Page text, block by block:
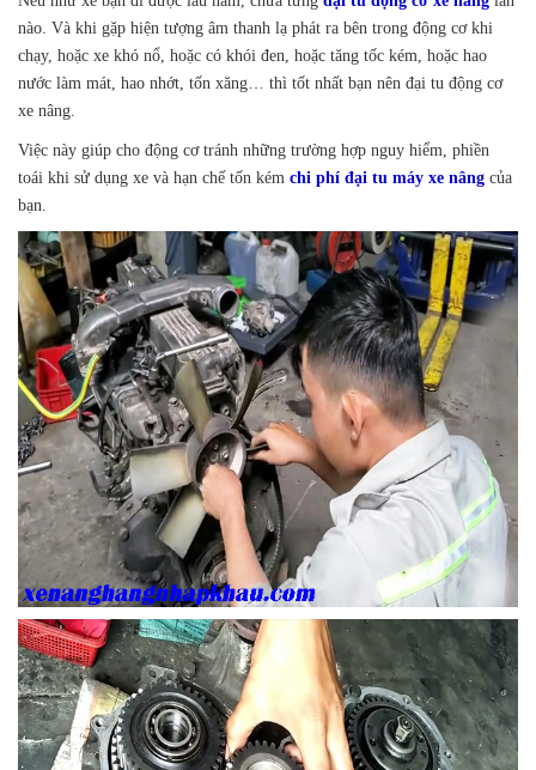
nào. Và khi gặp hiện tượng âm thanh lạ phát ra bên trong động cơ khi
chạy, hoặc xe khó nổ, hoặc có khói đen, hoặc tăng tốc kém, hoặc hao
nước làm mát, hao nhớt, tốn xăng… thì tốt nhất bạn nên đại tu động cơ
xe nâng.
Việc này giúp cho động cơ tránh những trường hợp nguy hiểm, phiền
toái khi sử dụng xe và hạn chế tốn kém chi phí đại tu máy xe nâng của
bạn.